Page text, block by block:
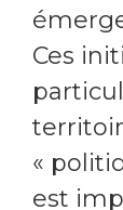
Ces
«
est